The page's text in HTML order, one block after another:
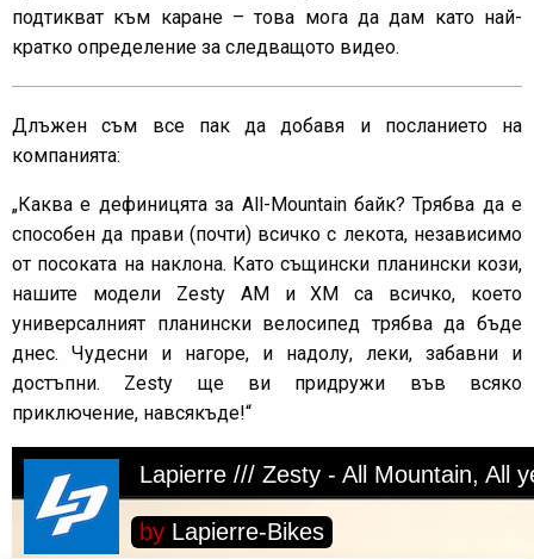
подтикват към каране – това мога да дам като най-
кратко определение за следващото видео.
Длъжен съм все пак да добавя и посланието на
компанията:
„Каква е дефиницята за All-Mountain байк? Трябва да е
способен да прави (почти) всичко с лекота, независимо
от посоката на наклона. Като същински планински кози,
нашите модели Zesty AM и XM са всичко, което
универсалният планински велосипед трябва да бъде
днес. Чудесни и нагоре, и надолу, леки, забавни и
достъпни. Zesty ще ви придружи във всяко
приключение, навсякъде!“